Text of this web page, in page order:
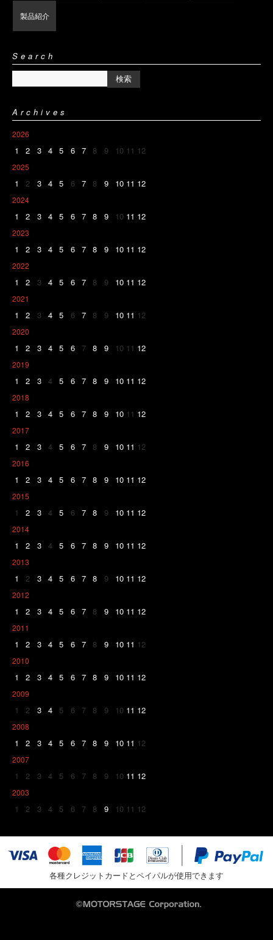
製品紹介
Search
Archives
2026
1 2 3 4 5 6 7 8 9 10 11 12
2025
1 2 3 4 5 6 7 8 9 10 11 12
2024
1 2 3 4 5 6 7 8 9 10 11 12
2023
1 2 3 4 5 6 7 8 9 10 11 12
2022
1 2 3 4 5 6 7 8 9 10 11 12
2021
1 2 3 4 5 6 7 8 9 10 11 12
2020
1 2 3 4 5 6 7 8 9 10 11 12
2019
1 2 3 4 5 6 7 8 9 10 11 12
2018
1 2 3 4 5 6 7 8 9 10 11 12
2017
1 2 3 4 5 6 7 8 9 10 11 12
2016
1 2 3 4 5 6 7 8 9 10 11 12
2015
1 2 3 4 5 6 7 8 9 10 11 12
2014
1 2 3 4 5 6 7 8 9 10 11 12
2013
1 2 3 4 5 6 7 8 9 10 11 12
2012
1 2 3 4 5 6 7 8 9 10 11 12
2011
1 2 3 4 5 6 7 8 9 10 11 12
2010
1 2 3 4 5 6 7 8 9 10 11 12
2009
1 2 3 4 5 6 7 8 9 10 11 12
2008
1 2 3 4 5 6 7 8 9 10 11 12
2007
1 2 3 4 5 6 7 8 9 10 11 12
2003
1 2 3 4 5 6 7 8 9 10 11 12
各種クレジットカードとペイパルが使用できます